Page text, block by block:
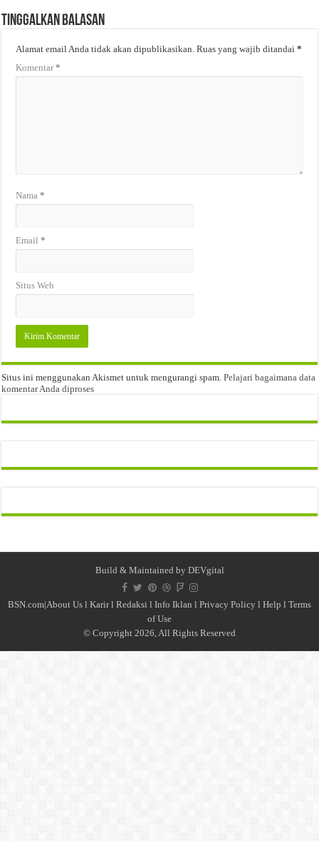
Tinggalkan Balasan
Alamat email Anda tidak akan dipublikasikan. Ruas yang wajib ditandai*
Komentar*
Nama*
Email*
Situs Web
Situs ini menggunakan Akismet untuk mengurangi spam.Pelajari bagaimana data
komentar Anda diproses
Build & Maintained by DEVgital
BSN.com|About Us l Karirl Redaksi l Info Iklan l Privacy Policy l Help l Terms
of Use
© Copyright 2026, All Rights Reserved